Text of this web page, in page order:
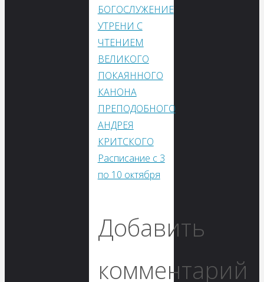
БОГОСЛУЖЕНИЕ
УТРЕНИ С
ЧТЕНИЕМ
ВЕЛИКОГО
ПОКАЯННОГО
КАНОНА
ПРЕПОДОБНОГО
АНДРЕЯ
КРИТСКОГО
Расписание с 3
по 10 октября
Добавить
комментарий